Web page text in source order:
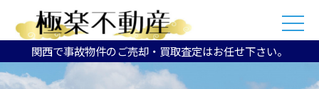
関西で事故物件のご売却・買取査定はお任せ下さい。